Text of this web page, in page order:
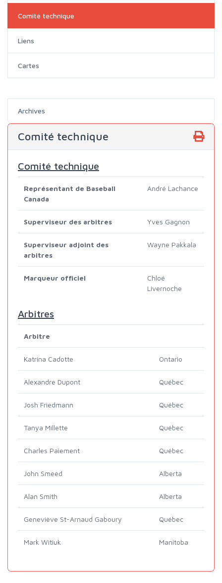
Comité technique
Liens
Cartes
Archives
Comité technique
Comité technique
Représentant de Baseball
Canada
André Lachance
Superviseur des arbitres Yves Gagnon
Superviseur adjoint des
arbitres
Wayne Pakkala
Marqueur officiel
Chloé
Livernoche
Arbitres
Arbitre
Katrina Cadotte Ontario
Alexandre Dupont Québec
Josh Friedmann Québec
Tanya Millette Québec
Charles Paiement Québec
John Smeed Alberta
Alan Smith Alberta
Geneviève St-Arnaud Gaboury Québec
Mark Witiuk Manitoba